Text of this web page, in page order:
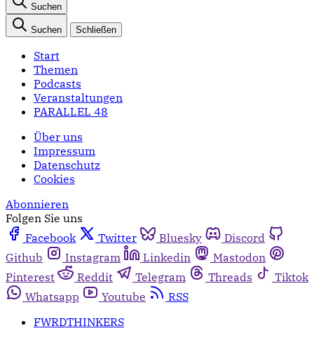
Suchen
Suchen Schließen
Start
Themen
Podcasts
Veranstaltungen
PARALLEL 48
Über uns
Impressum
Datenschutz
Cookies
Abonnieren
Folgen Sie uns
Facebook
Twitter Bluesky
Discord
Github
Instagram Linkedin
Mastodon
Pinterest
Reddit Telegram Threads
Tiktok
Whatsapp
Youtube
RSS
FWRDTHINKERS